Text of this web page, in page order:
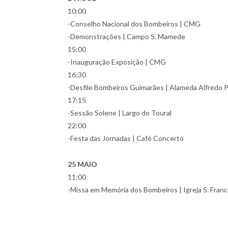
10:00
-Conselho Nacional dos Bombeiros | CMG
-Demonstrações | Campo S. Mamede
15:00
-Inauguração Exposição | CMG
16:30
-Desfile Bombeiros Guimarães | Alameda Alfredo
17:15
-Sessão Solene | Largo do Toural
22:00
-Festa das Jornadas | Café Concerto
25 MAIO
11:00
-Missa em Memória dos Bombeiros | Igreja S.